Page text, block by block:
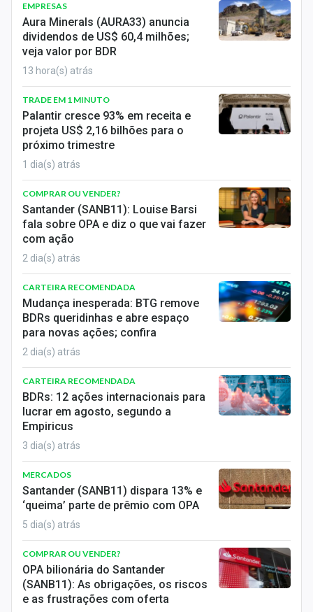
Economia
Empresas
Brasil
Política
Money Trader
Colunas
Especiais
Internacional
Marketing
Tecnologia
Conteúdo de Marca
Expediente
Contato
EMPRESAS
Aura Minerals (AURA33) anuncia
dividendos de US$ 60,4 milhões;
veja valor por BDR
13 hora(s) atrás
TRADE EM 1 MINUTO
Palantir cresce 93% em receita e
projeta US$ 2,16 bilhões para o
próximo trimestre
1 dia(s) atrás
COMPRAR OU VENDER?
Santander (SANB11): Louise Barsi
fala sobre OPA e diz o que vai fazer
com ação
2 dia(s) atrás
CARTEIRA RECOMENDADA
Mudança inesperada: BTG remove
BDRs queridinhas e abre espaço
para novas ações; confira
2 dia(s) atrás
CARTEIRA RECOMENDADA
BDRs: 12 ações internacionais para
lucrar em agosto, segundo a
Empiricus
3 dia(s) atrás
MERCADOS
Santander (SANB11) dispara 13% e
‘queima’ parte de prêmio com OPA
5 dia(s) atrás
COMPRAR OU VENDER?
OPA bilionária do Santander
(SANB11): As obrigações, os riscos
e as frustrações com oferta